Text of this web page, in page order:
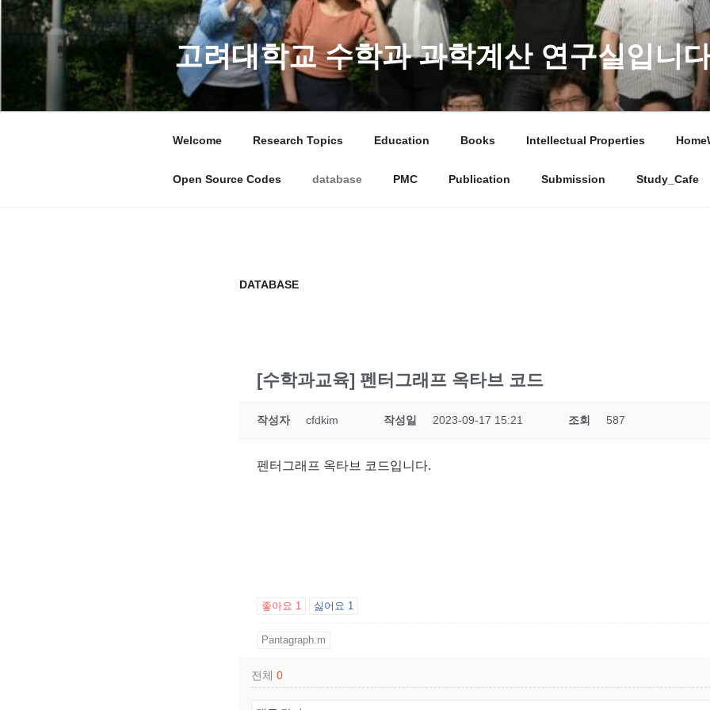
고려대학교 수학과 과학계산 연구실입니
Welcome Research Topics Education Books Intellectual Properties
Open Source Codes database PMC Publication Submission Study_Cafe
DATABASE
[수학과교육] 펜터그래프 옥타브 코드
작성자 cfdkim 작성일 2023-09-17 15:21 조회 587
펜터그래프 옥타브 코드입니다.
좋아요 1 싫어요 1
Pantagraph.m
전체 0